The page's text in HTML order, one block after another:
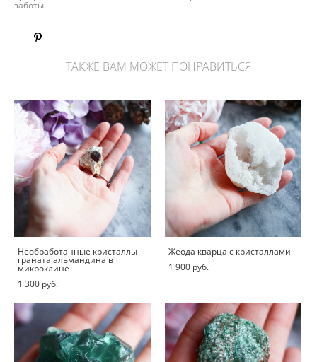
заботы.
ТАКЖЕ ВАМ МОЖЕТ ПОНРАВИТЬСЯ
Необработанные кристаллы
граната альмандина в
микроклине
1 300 pуб.
Жеода кварца с кристаллами
1 900 pуб.